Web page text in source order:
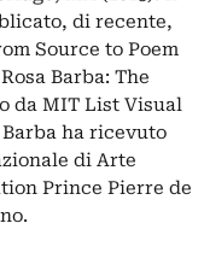
di recente,
Source to Poem
Barba: The
da MIT List Visual
ha ricevuto
di Arte
Prince Pierre de